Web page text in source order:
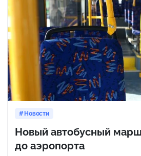
Новости
Новый автобусный
до аэропорта